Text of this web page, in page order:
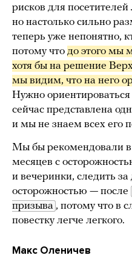
рисков для
но настолько сильно
теперь уже непонятно,
потому что до этого мы
хотя бы на решение
мы видим, что на него
Нужно ориентироваться
сейчас представлена
и мы не знаем всех его
Мы бы рекомендовали
месяцев с
и вечеринки, следить
осторожностью — после
призыва , потому что в
повестку легче легкого.
Макс Оленичев